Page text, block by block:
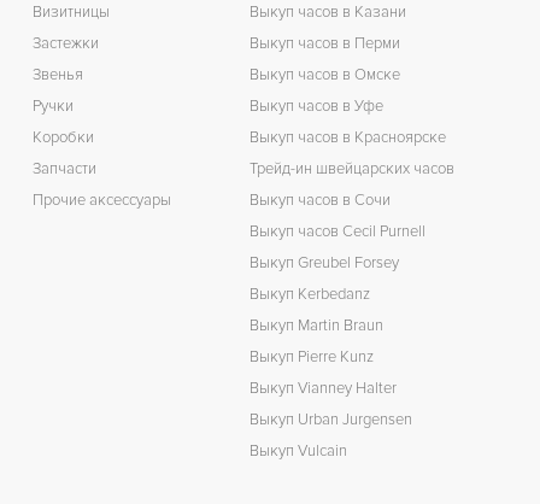
Визитницы
Застежки
Звенья
Ручки
Коробки
Запчасти
Прочие аксессуары
Выкуп часов в Казани
Выкуп часов в Перми
Выкуп часов в Омске
Выкуп часов в Уфе
Выкуп часов в Красноярске
Трейд-ин швейцарских часов
Выкуп часов в Сочи
Выкуп часов Cecil Purnell
Выкуп Greubel Forsey
Выкуп Kerbedanz
Выкуп Martin Braun
Выкуп Pierre Kunz
Выкуп Vianney Halter
Выкуп Urban Jurgensen
Выкуп Vulcain